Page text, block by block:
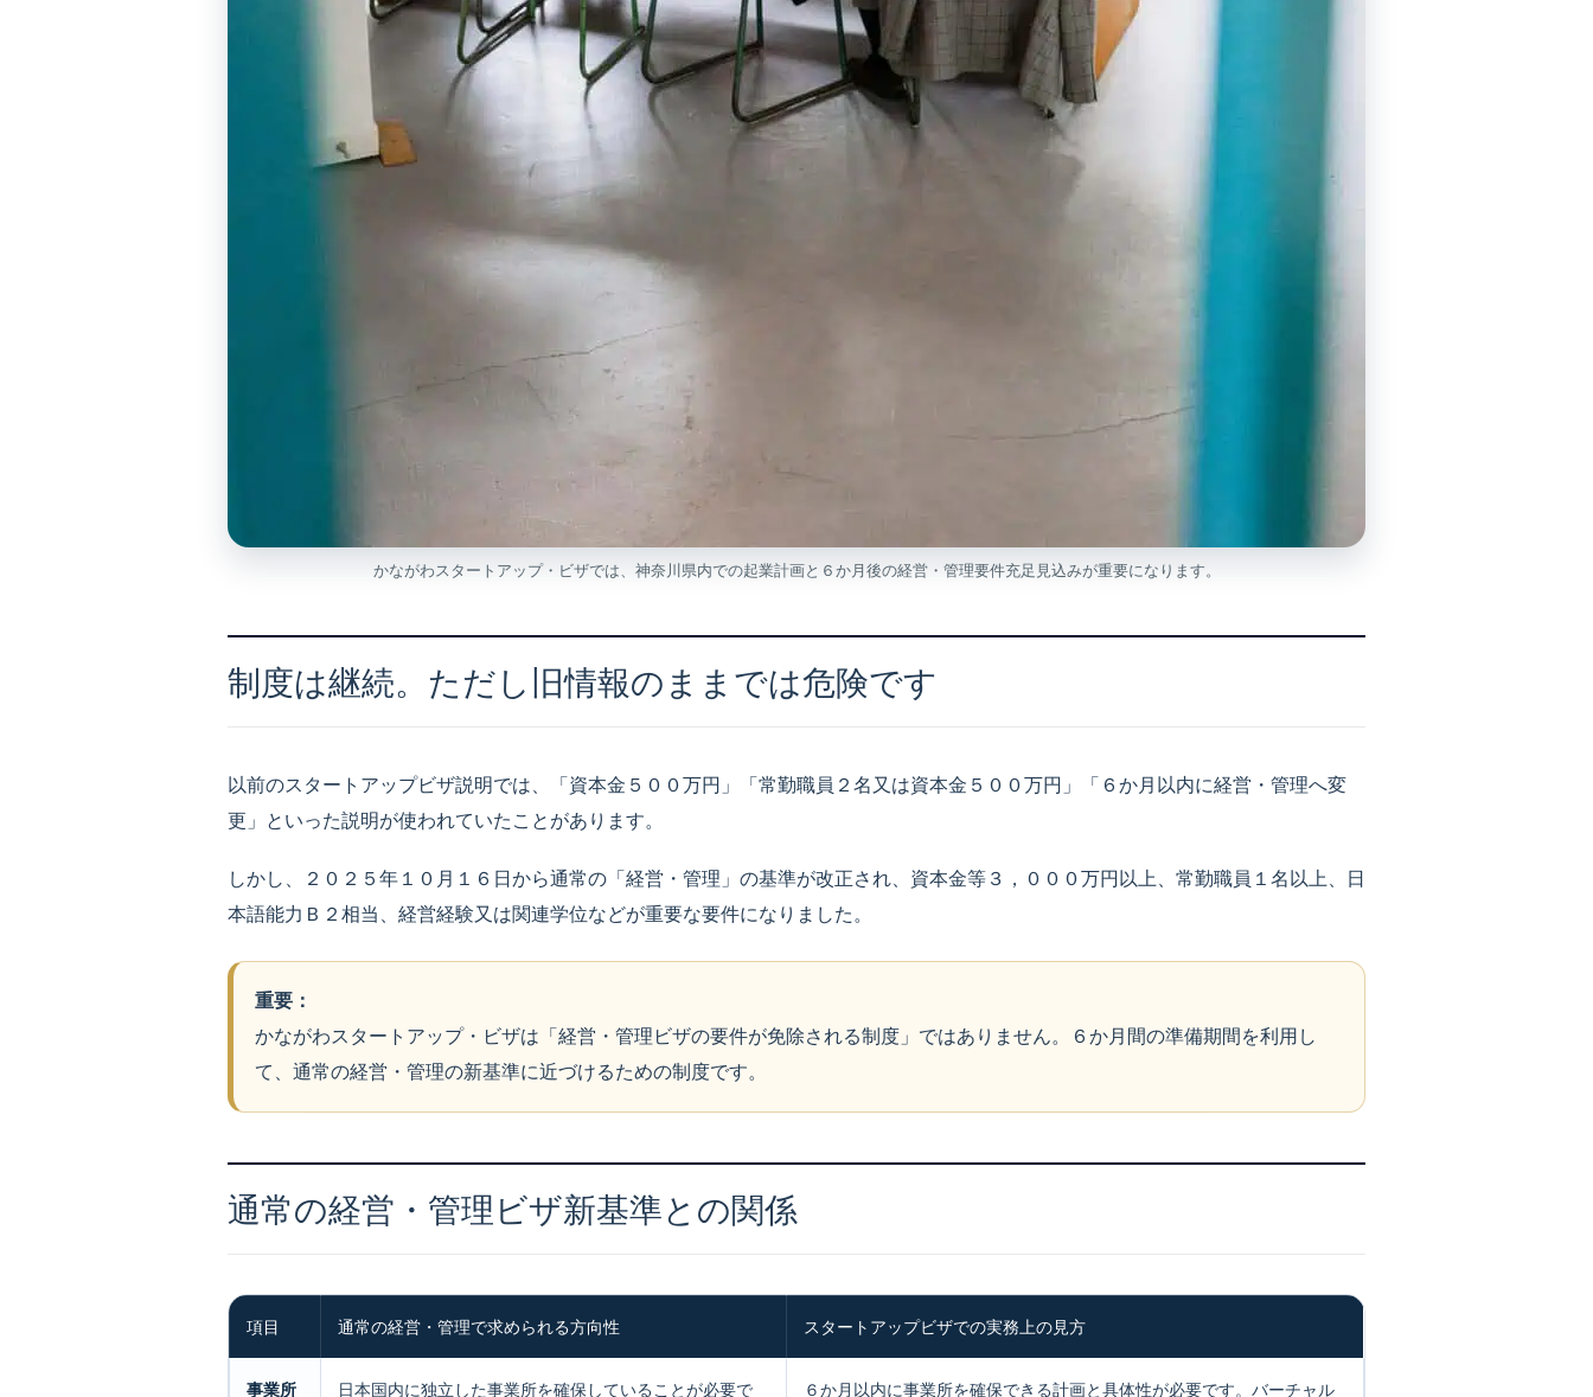
かながわスタートアップ・ビザでは、神奈川県内での起業計画と６か月後の経営・管理要件充足見込みが重要になります。
制度は継続。ただし旧情報のままでは危険です
以前のスタートアップビザ説明では、「資本金５００万円」「常勤職員２名又は資本金５００万円」「６か月以内に経営・管理へ変
更」といった説明が使われていたことがあります。
しかし、２０２５年１０月１６日から通常の「経営・管理」の基準が改正され、資本金等３，０００万円以上、常勤職員１名以上、日
本語能力Ｂ２相当、経営経験又は関連学位などが重要な要件になりました。
重要：
かながわスタートアップ・ビザは「経営・管理ビザの要件が免除される制度」ではありません。６か月間の準備期間を利用し
て、通常の経営・管理の新基準に近づけるための制度です。
通常の経営・管理ビザ新基準との関係
項目 通常の経営・管理で求められる方向性 スタートアップビザでの実務上の見方
事業所 日本国内に独立した事業所を確保していることが必要で ６か月以内に事業所を確保できる計画と具体性が必要です。バーチャル